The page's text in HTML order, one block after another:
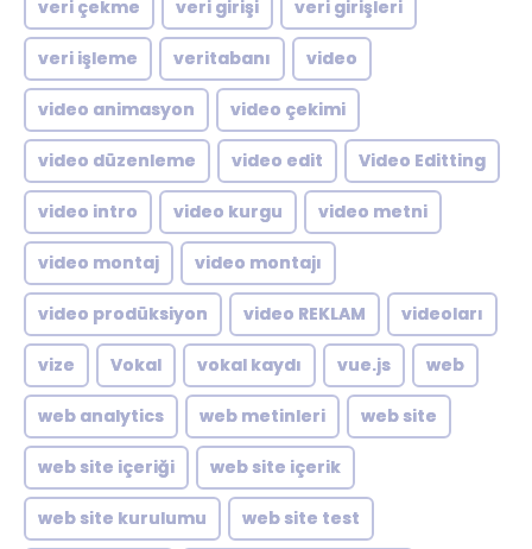
veri çekme veri girişi veri girişleri
veri işleme veritabanı video
video animasyon video çekimi
video düzenleme video edit Video Editting
video intro video kurgu video metni
video montaj video montajı
video prodüksiyon video REKLAM videoları
vize Vokal vokal kaydı vue.js web
web analytics web metinleri web site
web site içeriği web site içerik
web site kurulumu web site test